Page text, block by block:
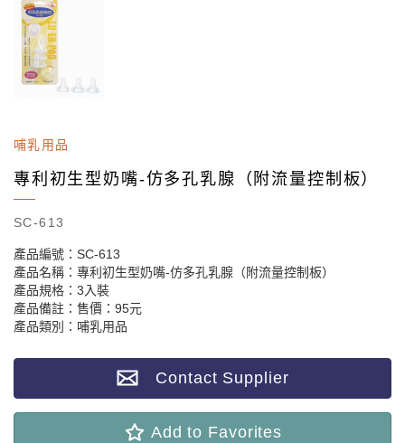
哺乳用品
專利初生型奶嘴-仿多孔乳腺（附流量控制板）
SC-613
產品編號：SC-613
產品名稱：專利初生型奶嘴-仿多孔乳腺（附流量控制板）
產品規格：3入裝
產品備註：售價：95元
產品類別：哺乳用品
Contact Supplier
Add to Favorites